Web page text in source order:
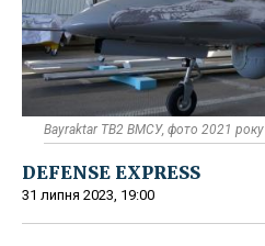
Bayraktar TB2 ВМСУ, фото 2021 року
DEFENSE EXPRESS
31 липня 2023, 19:00